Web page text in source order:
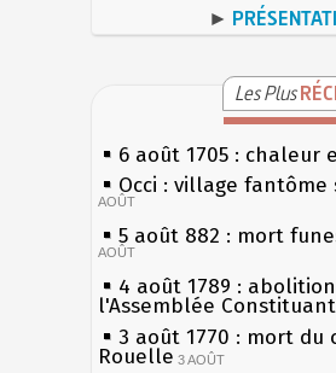
►
Les Plus
6 août 1705 : chaleur
Occi : village
AOÛT
5 août 882 : mort
AOÛT
4 août 1789 :
l'Assemblée
3 août 1770 : mort du
Rouelle 3 AOÛT